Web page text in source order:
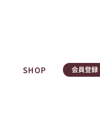
SHOP 会員登録